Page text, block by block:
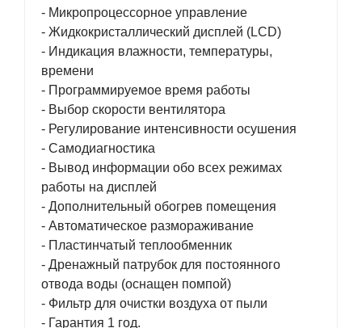
- Микропроцессорное управление
- Жидкокристаллический дисплей (LCD)
- Индикация влажности, температуры,
времени
- Программируемое время работы
- Выбор скорости вентилятора
- Регулирование интенсивности осушения
- Самодиагностика
- Вывод информации обо всех режимах
работы на дисплей
- Дополнительный обогрев помещения
- Автоматическое размораживание
- Пластинчатый теплообменник
- Дренажный патрубок для постоянного
отвода воды (оснащен помпой)
- Фильтр для очистки воздуха от пыли
- Гарантия 1 год.